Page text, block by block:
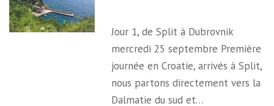
Jour 1, de Split à Dubrovnik
mercredi 25 septembre Première
journée en Croatie, arrivés à Split,
nous partons directement vers la
Dalmatie du sud et…